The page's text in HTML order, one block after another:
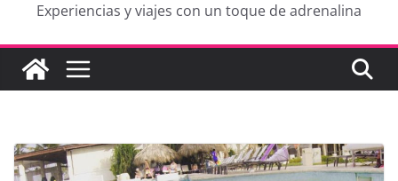
Experiencias y viajes con un toque de adrenalina